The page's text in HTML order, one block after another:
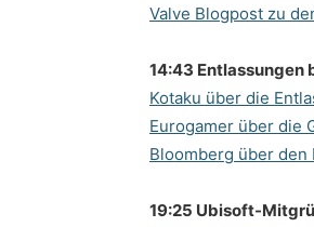
Valve Blogpost zu
14:43 Entlassungen
Kotaku über die
Eurogamer über die
Bloomberg über den
19:25 Ubisoft-